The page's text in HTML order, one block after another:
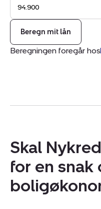
Beregn mit lån
Beregningen foregår hos
Skal
for en snak